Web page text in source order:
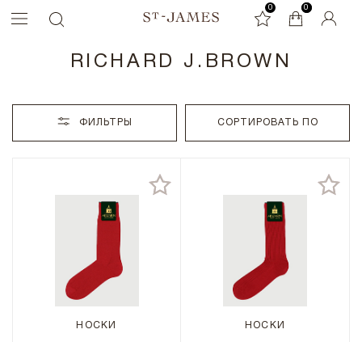
0 0
0
RICHARD J.BROWN
ФИЛЬТРЫ СОРТИРОВАТЬ ПО
НОСКИ НОСКИ